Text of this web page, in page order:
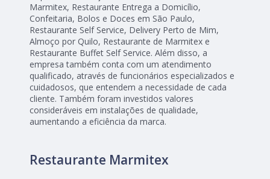
Marmitex, Restaurante Entrega a Domicílio,
Confeitaria, Bolos e Doces em São Paulo,
Restaurante Self Service, Delivery Perto de Mim,
Almoço por Quilo, Restaurante de Marmitex e
Restaurante Buffet Self Service. Além disso, a
empresa também conta com um atendimento
qualificado, através de funcionários especializados e
cuidadosos, que entendem a necessidade de cada
cliente. Também foram investidos valores
consideráveis em instalações de qualidade,
aumentando a eficiência da marca.
Restaurante Marmitex